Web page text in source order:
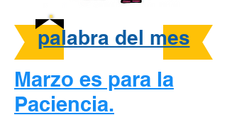
palabra del mes
Marzo es para la
Paciencia.